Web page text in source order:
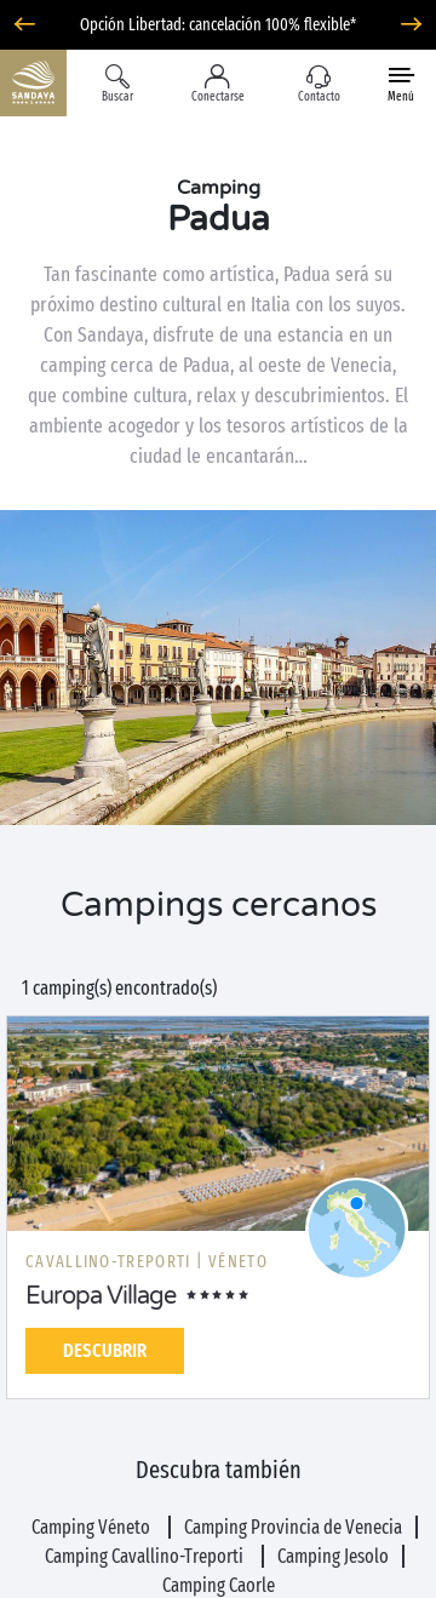
Opción Libertad: cancelación 100% flexible*
Buscar Conectarse Contacto Menú
Camping
Padua
Tan fascinante como artística, Padua será su
próximo destino cultural en Italia con los suyos.
Con Sandaya, disfrute de una estancia en un
camping cerca de Padua, al oeste de Venecia,
que combine cultura, relax y descubrimientos. El
ambiente acogedor y los tesoros artísticos de la
ciudad le encantarán…
Campings cercanos
1 camping(s) encontrado(s)
CAVALLINO-TREPORTI | VÉNETO
Europa Village
DESCUBRIR
Descubra también
Camping Véneto
Camping Provincia de Venecia
Camping Cavallino-Treporti
Camping Jesolo
Camping Caorle